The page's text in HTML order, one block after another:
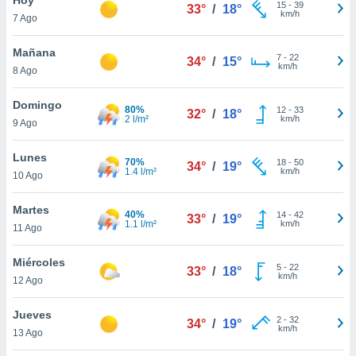
en
más
nuestra
de
cookies
aceptar
7 Ago
33° / 18° 15- 39
km/h
Mañana
8 Ago
34° / 15° 7- 22
km/h
Domingo
9 Ago
80%
2 l/m²
32° / 18° 12- 33
km/h
Lunes
10 Ago
70%
1.4 l/m²
34° / 19° 18- 50
km/h
Martes
11 Ago
40%
1.1 l/m²
33° / 19° 14- 42
km/h
Miércoles
12 Ago
33° / 18° 5- 22
km/h
Jueves
13 Ago
34° / 19° 2- 32
km/h